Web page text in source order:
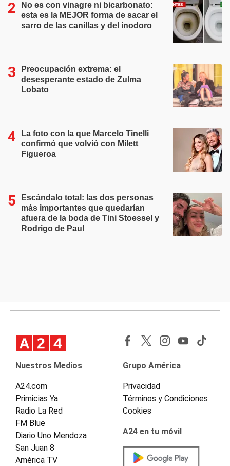
No es con vinagre ni bicarbonato:
esta es la MEJOR forma de sacar el
sarro de las canillas y del inodoro
Preocupación extrema: el
desesperante estado de Zulma
Lobato
La foto con la que Marcelo Tinelli
confirmó que volvió con Milett
Figueroa
Escándalo total: las dos personas
más importantes que quedarían
afuera de la boda de Tini Stoessel y
Rodrigo de Paul
Nuestros Medios
A24.com
Primicias Ya
Radio La Red
FM Blue
Diario Uno Mendoza
San Juan 8
América TV
Grupo América
Privacidad
Términos y Condiciones
Cookies
A24 en tu móvil